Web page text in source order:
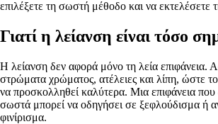
επιλέξετε τη σωστή μέθοδο και να εκτελέσετε
Γιατί η λείανση είναι τόσο
Η λείανση δεν αφορά μόνο τη λεία επιφάνεια.
στρώματα χρώματος, ατέλειες και λίπη, ώστε
να προσκολληθεί καλύτερα. Μια επιφάνεια που
σωστά μπορεί να οδηγήσει σε ξεφλούδισμα ή
φινίρισμα.